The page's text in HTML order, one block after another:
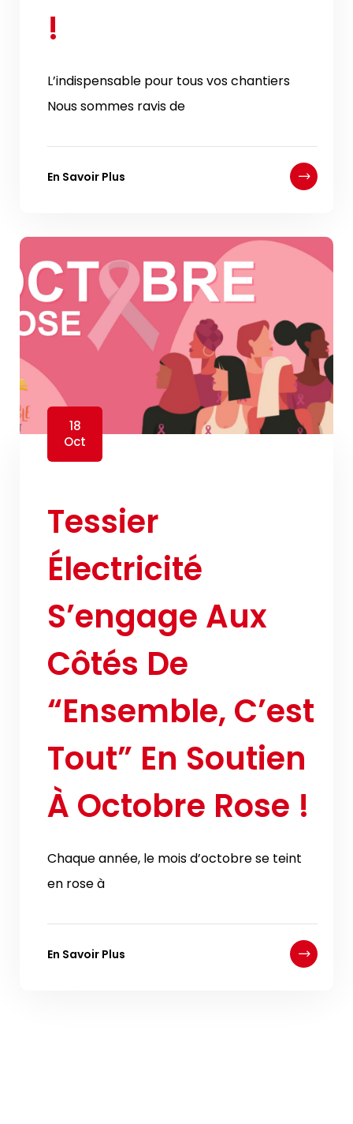
!
L’indispensable pour tous vos chantiers
Nous sommes ravis de
En Savoir Plus
18
Oct
Tessier
Électricité
S’engage Aux
Côtés De
“Ensemble, C’est
Tout” En Soutien
À Octobre Rose !
Chaque année, le mois d’octobre se teint
en rose à
En Savoir Plus